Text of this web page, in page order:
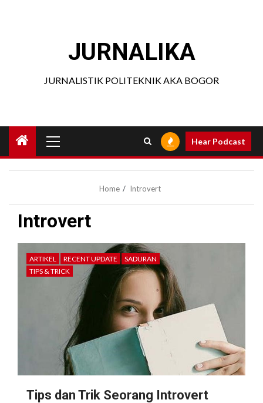
JURNALIKA
JURNALISTIK POLITEKNIK AKA BOGOR
Menu
Hear Podcast
Home Introvert
Introvert
ARTIKEL RECENT UPDATE
SADURAN
TIPS & TRICK
Tips dan Trik Seorang Introvert